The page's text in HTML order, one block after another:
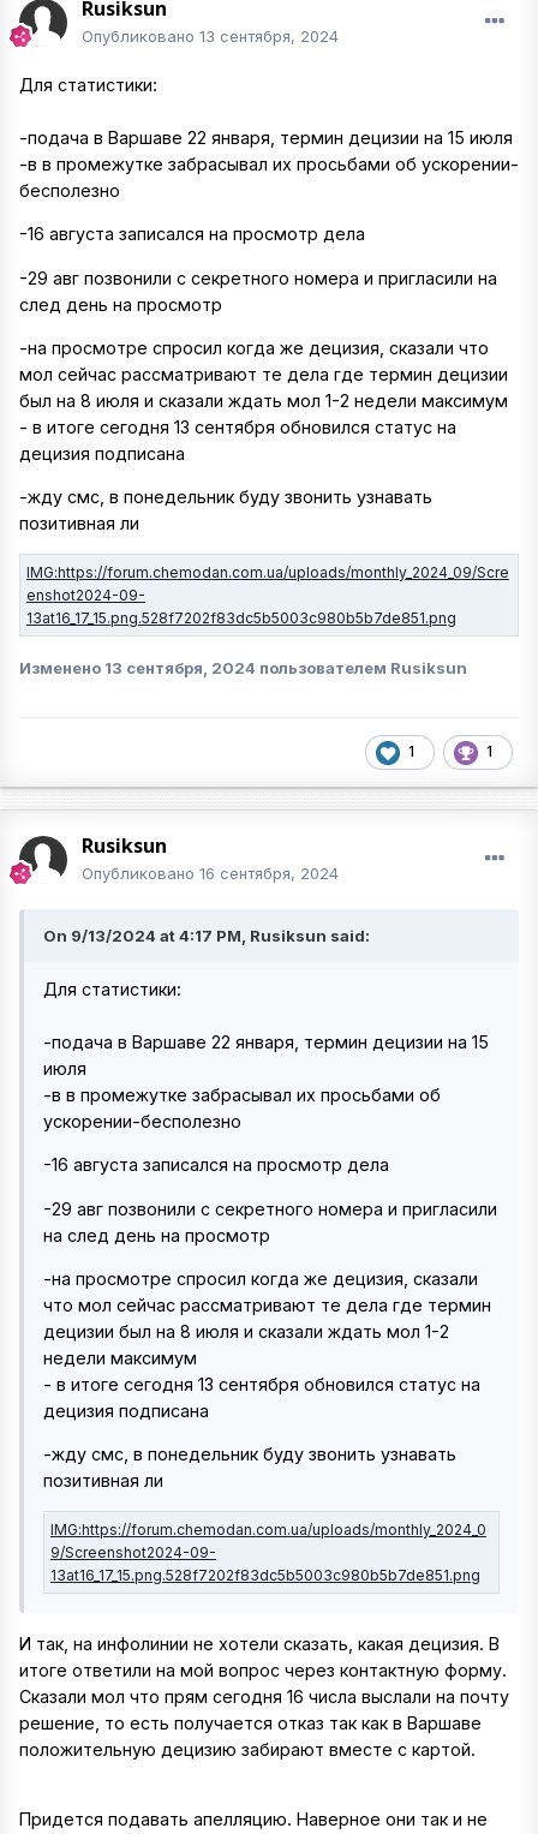
Rusiksun
Опубликовано 13 сентября, 2024
Для статистики:
-подача в Варшаве 22 января, термин децизии на 15 июля
-в в промежутке забрасывал их просьбами об ускорении-
бесполезно
-16 августа записался на просмотр дела
-29 авг позвонили с секретного номера и пригласили на
след день на просмотр
-на просмотре спросил когда же децизия, сказали что
мол сейчас рассматривают те дела где термин децизии
был на 8 июля и сказали ждать мол 1-2 недели максимум
- в итоге сегодня 13 сентября обновился статус на
децизия подписана
-жду смс, в понедельник буду звонить узнавать
позитивная ли
Изменено 13 сентября, 2024 пользователем Rusiksun
1 1
Rusiksun
Опубликовано 16 сентября, 2024
On 9/13/2024 at 4:17 PM, Rusiksun said:
Для статистики:
-подача в Варшаве 22 января, термин децизии на 15
июля
-в в промежутке забрасывал их просьбами об
ускорении-бесполезно
-16 августа записался на просмотр дела
-29 авг позвонили с секретного номера и пригласили
на след день на просмотр
-на просмотре спросил когда же децизия, сказали
что мол сейчас рассматривают те дела где термин
децизии был на 8 июля и сказали ждать мол 1-2
недели максимум
- в итоге сегодня 13 сентября обновился статус на
децизия подписана
-жду смс, в понедельник буду звонить узнавать
позитивная ли
И так, на инфолинии не хотели сказать, какая децизия. В
итоге ответили на мой вопрос через контактную форму.
Сказали мол что прям сегодня 16 числа выслали на почту
решение, то есть получается отказ так как в Варшаве
положительную децизию забирают вместе с картой.
Придется подавать апелляцию. Наверное они так и не